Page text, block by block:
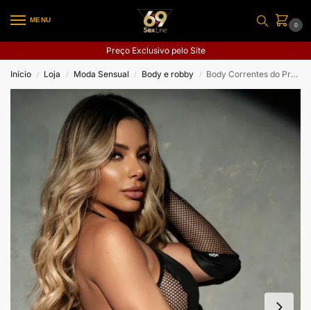
MENU
0
Preço Exclusivo pelo Site
Início / Loja / Moda Sensual / Body e robby / Body Correntes do Prazer